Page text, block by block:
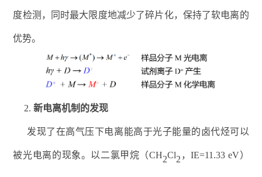
度检测，同时最大限度地减少了碎片化，保持了软电离的
优势。
2.新电离机制的发现
发现了在高气压下电离能高于光子能量的卤代烃可以
被光电离的现象。以二氯甲烷（CH2Cl2 ，IE=11.33 eV）